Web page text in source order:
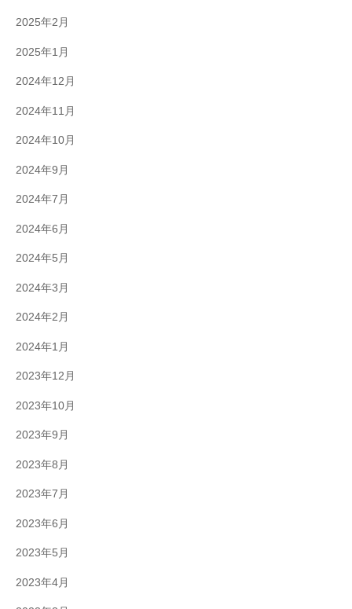
2025年2月
2025年1月
2024年12月
2024年11月
2024年10月
2024年9月
2024年7月
2024年6月
2024年5月
2024年3月
2024年2月
2024年1月
2023年12月
2023年10月
2023年9月
2023年8月
2023年7月
2023年6月
2023年5月
2023年4月